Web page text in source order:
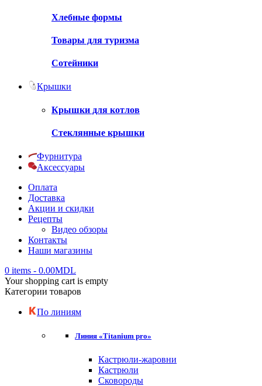
Хлебные формы
Товары для туризма
Сотейники
Крышки
Крышки для котлов
Стеклянные крышки
Фурнитура
Аксессуары
Оплата
Доставка
Акции и скидки
Рецепты
Видео обзоры
Контакты
Наши магазины
0 items - 0.00MDL
Your shopping cart is empty
Категории товаров
По линиям
Линия «Titanium pro»
Кастрюли-жаровни
Кастрюли
Сковороды